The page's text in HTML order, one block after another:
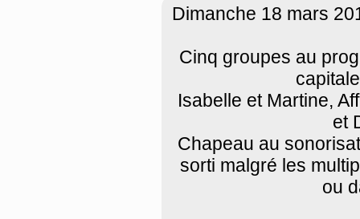
Dimanche 18 mars
Cinq groupes au
Isabelle et Martine,
et
Chapeau au
sorti malgré les
ou